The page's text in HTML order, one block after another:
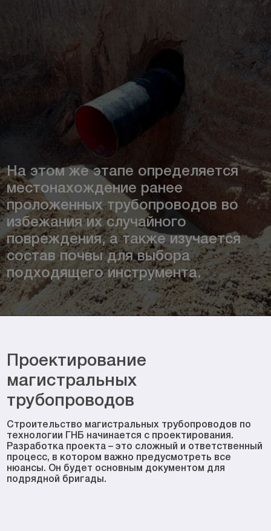
На этом же этапе определяется
местонахождение ранее
проложенных трубопроводов во
избежания их случайного
повреждения, а также изучается
состав почвы для выбора
подходящего инструмента.
Проектирование
магистральных
трубопроводов
Строительство магистральных трубопроводов по
технологии ГНБ начинается с проектирования.
Разработка проекта – это сложный и ответственный
процесс, в котором важно предусмотреть все
нюансы. Он будет основным документом для
подрядной бригады.